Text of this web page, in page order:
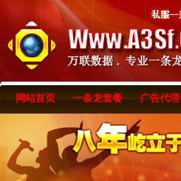
网站首页 一条龙套餐 广告代理